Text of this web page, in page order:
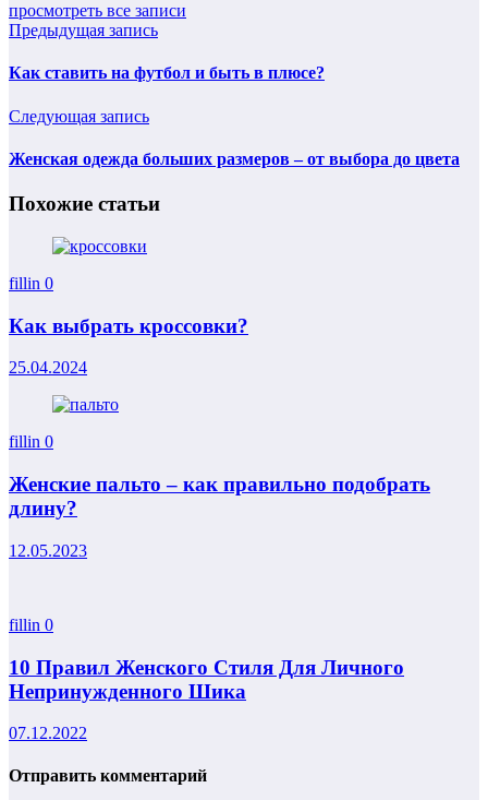
просмотреть все записи
Предыдущая запись
Как ставить на футбол и быть в плюсе?
Следующая запись
Женская одежда больших размеров – от выбора до цвета
Похожие статьи
fillin 0
Как выбрать кроссовки?
25.04.2024
fillin 0
Женские пальто – как правильно подобрать
длину?
12.05.2023
fillin 0
10 Правил Женского Стиля Для Личного
Непринужденного Шика
07.12.2022
Отправить комментарий